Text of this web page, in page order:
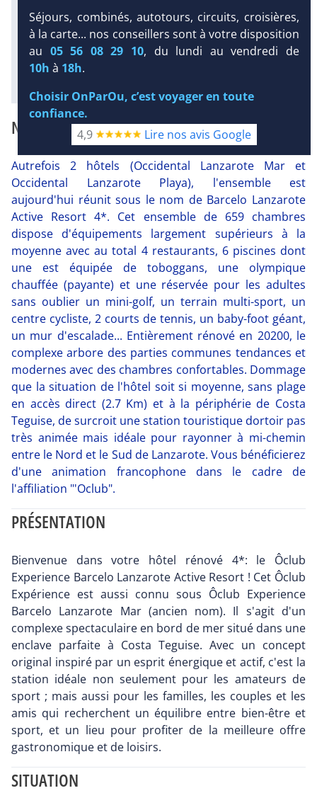
DEVIS /
RÉSERVATION
659
Tx :46 % Tx :80 %
Infos golfs :
Distance depuis l'hôtel : 6 km
NOTRE AVIS
Autrefois 2 hôtels (Occidental Lanzarote Mar et
Occidental Lanzarote Playa), l'ensemble est
aujourd'hui réunit sous le nom de Barcelo Lanzarote
Active Resort 4*. Cet ensemble de 659 chambres
dispose d'équipements largement supérieurs à la
moyenne avec au total 4 restaurants, 6 piscines dont
une est équipée de toboggans, une olympique
chauffée (payante) et une réservée pour les adultes
sans oublier un mini-golf, un terrain multi-sport, un
centre cycliste, 2 courts de tennis, un baby-foot géant,
un mur d'escalade... Entièrement rénové en 20200, le
complexe arbore des parties communes tendances et
modernes avec des chambres confortables. Dommage
que la situation de l'hôtel soit si moyenne, sans plage
en accès direct (2.7 Km) et à la périphérie de Costa
Teguise, de surcroit une station touristique dortoir pas
très animée mais idéale pour rayonner à mi-chemin
entre le Nord et le Sud de Lanzarote. Vous bénéficierez
d'une animation francophone dans le cadre de
l'affiliation "'Oclub".
PRÉSENTATION
Bienvenue dans votre hôtel rénové 4*: le Ôclub
Experience Barcelo Lanzarote Active Resort ! Cet Ôclub
Expérience est aussi connu sous Ôclub Experience
Barcelo Lanzarote Mar (ancien nom). Il s'agit d'un
complexe spectaculaire en bord de mer situé dans une
enclave parfaite à Costa Teguise. Avec un concept
original inspiré par un esprit énergique et actif, c'est la
station idéale non seulement pour les amateurs de
sport ; mais aussi pour les familles, les couples et les
amis qui recherchent un équilibre entre bien-être et
sport, et un lieu pour profiter de la meilleure offre
gastronomique et de loisirs.
SITUATION
Séjours, combinés, autotours, circuits, croisières,
à la carte... nos conseillers sont à votre disposition
au 05 56 08 29 10, du lundi au vendredi de
10h à 18h.
Choisir OnParOu, c’est voyager en toute
confiance.
4,9
Lire nos avis Google